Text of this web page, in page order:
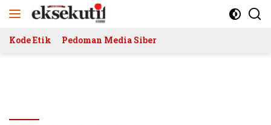
Kode Etik Pedoman Media Siber